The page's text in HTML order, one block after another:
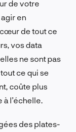
de votre
en
de tout ce
vos data
ne sont pas
ce qui se
coûte plus
l’échelle.
des plates-